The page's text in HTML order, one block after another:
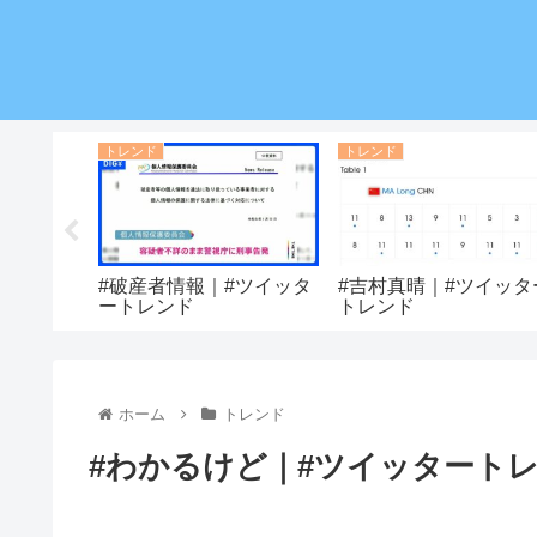
トレンド
#破産者情報｜#ツイッタ
ートレンド
トレンド
#吉村真晴｜#ツイッタ
トレンド
ホーム トレンド
#わかるけど｜#ツイッタート